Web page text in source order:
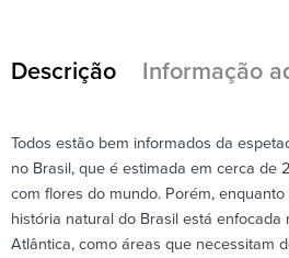
Descrição Informação
Todos estão bem informados da
no Brasil, que é estimada em cerca de
com flores do mundo. Porém,
história natural do Brasil está enfocada
Atlântica, como áreas que necessitam